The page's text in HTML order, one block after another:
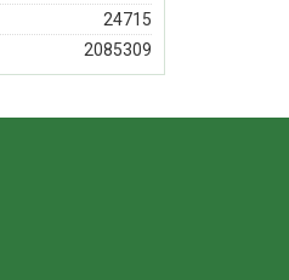
24715
2085309